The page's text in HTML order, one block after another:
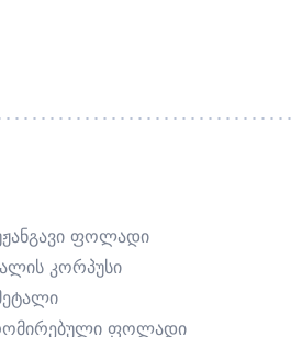
ფოლადი
კორპუსი
ფოლადი